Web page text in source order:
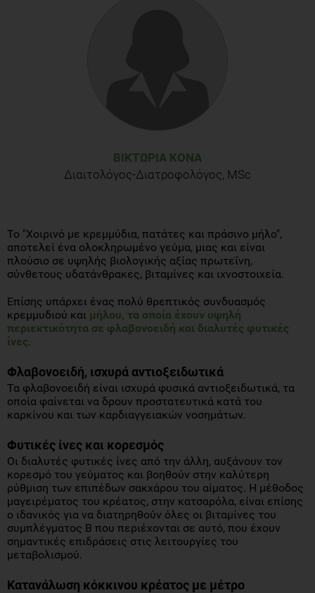
ΒΙΚΤΩΡΊΑ ΚΟΝΆ
Διαιτολόγος-Διατροφολόγος, MSc
Το "Χοιρινό με κρεμμύδια, πατάτες και πράσινο μήλο",
αποτελεί ένα ολοκληρωμένο γεύμα, μιας και είναι
πλούσιο σε υψηλής βιολογικής αξίας πρωτεΐνη,
σύνθετους υδατάνθρακες, βιταμίνες και ιχνοστοιχεία.
Επίσης υπάρχει ένας πολύ θρεπτικός συνδυασμός
κρεμμυδιού και μήλου, τα οποία έχουν υψηλή
περιεκτικότητα σε φλαβονοειδή και διαλυτές φυτικές
ίνες
Φλαβονοειδή, ισχυρά αντιοξειδωτικά
Τα φλαβονοειδή είναι ισχυρά φυσικά αντιοξειδωτικά, τα
οποία φαίνεται να δρουν προστατευτικά κατά του
καρκίνου και των καρδιαγγειακών νοσημάτων.
Φυτικές ίνες και κορεσμός
Οι διαλυτές φυτικές ίνες από την άλλη, αυξάνουν τον
κορεσμό του γεύματος και βοηθούν στην καλύτερη
ρύθμιση των επιπέδων σακχάρου του αίματος. Η μέθοδος
μαγειρέματος του κρέατος, στην κατσαρόλα, είναι επίσης
ο ιδανικός για να διατηρηθούν όλες οι βιταμίνες του
συμπλέγματος Β που περιέχονται σε αυτό, που έχουν
σημαντικές επιδράσεις στις λειτουργίες του
μεταβολισμού.
Κατανάλωση κόκκινου κρέατος με μέτρο